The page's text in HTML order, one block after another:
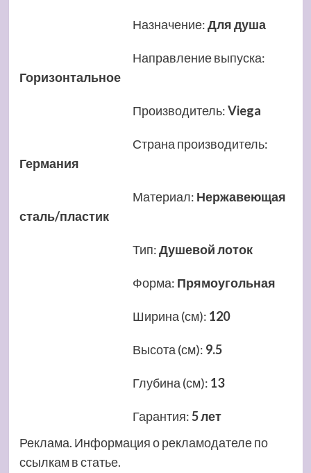
Назначение:Для душа
Направление выпуска:
Горизонтальное
Производитель:Viega
Страна производитель:
Германия
Материал: Нержавеющая
сталь/пластик
Тип:Душевой лоток
Форма: Прямоугольная
Ширина (см): 120
Высота (см): 9.5
Глубина (см): 13
Гарантия:5 лет
Реклама. Информация о рекламодателе по
ссылкам в статье.